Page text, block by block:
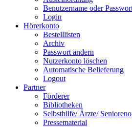
Benutzername oder
Login
Hörerkonto
Bestelllisten
Archiv
Passwort ändern
Nutzerkonto löschen
Automatische Belieferung
Logout
Partner
Förderer
Bibliotheken
Selbsthilfe/ Ärzte/
Pressematerial